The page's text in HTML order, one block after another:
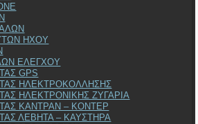
ΗΧΟΥ
ΕΛΕΓΧΟΥ
GPS
ΗΛΕΚΤΡΟΚΟΛΛΗΣΗΣ
ΗΛΕΚΤΡΟΝΙΚΗΣ ΖΥΓΑΡΙΑ
ΚΑΝΤΡΑΝ – ΚΟΝΤΕΡ
ΛΕΒΗΤΑ – ΚΑΥΣΤΗΡΑ